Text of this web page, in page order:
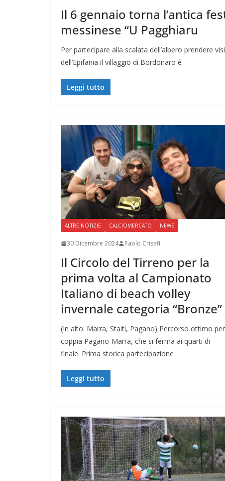
Il 6 gennaio torna l’antica
messinese “U Pagghiaru
Per partecipare alla scalata dell’albero prendere
dell’Epifania il villaggio di Bordonaro è
Leggi tutto
ALTRE NOTIZIE CALCIOMERCATO NEWS
30 Dicembre 2024 Paolo Crisafi
Il Circolo del Tirreno per la
prima volta al Campionato
Italiano di beach volley
invernale categoria “Bronze”
(In alto: Marra, Staiti, Pagano) Percorso ottimo per
coppia Pagano-Marra, che si ferma ai quarti di
finale. Prima storica partecipazione
Leggi tutto